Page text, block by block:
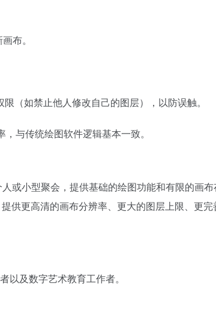
布。
（如禁止他人修改自己的图层），以防误触。
与传统绘图软件逻辑基本一致。
或小型聚会，提供基础的绘图功能和有限的画
供更高清的画布分辨率、更大的图层上限、更完
以及数字艺术教育工作者。